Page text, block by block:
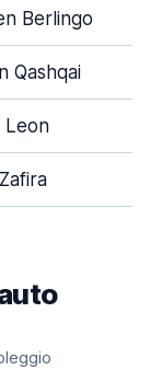
Berlingo
Qashqai
Leon